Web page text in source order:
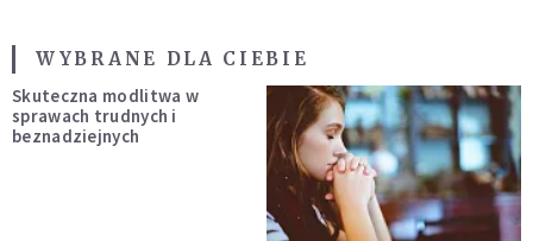
WYBRANE DLA CIEBIE
Skuteczna modlitwa w
sprawach trudnych i
beznadziejnych